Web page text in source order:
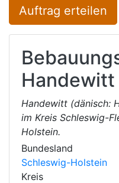
Auftrag erteilen
Handewitt
Handewitt (dänisch:
im Kreis Schleswig-
Holstein.
Bundesland
Schleswig-Holstein
Kreis